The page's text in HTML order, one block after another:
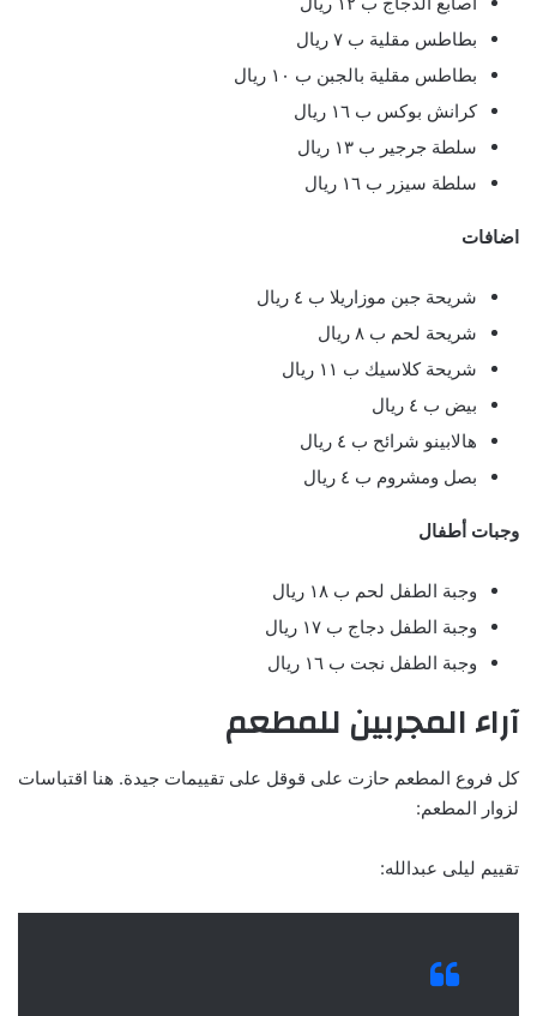
بطاطس مقلية ب ٧ ريال
بطاطس مقلية بالجبن ب ١٠ ريال
كرانش بوكس ب ١٦ ريال
سلطة جرجير ب ١٣ ريال
سلطة سيزر ب ١٦ ريال
اضافات
شريحة جبن موزاريلا ب ٤ ريال
شريحة لحم ب ٨ ريال
شريحة كلاسيك ب ١١ ريال
بيض ب ٤ ريال
هالابينو شرائح ب ٤ ريال
بصل ومشروم ب ٤ ريال
وجبات أطفال
وجبة الطفل لحم ب ١٨ ريال
وجبة الطفل دجاج ب ١٧ ريال
وجبة الطفل نجت ب ١٦ ريال
آراء المجربين للمطعم
كل فروع المطعم حازت على قوقل على تقييمات جيدة. هنا اقتباسات
لزوار المطعم:
تقييم ليلى عبدالله: